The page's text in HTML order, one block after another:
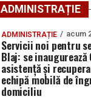
ADMINISTRAȚIE
ADMINISTRAȚIE acum
Servicii noi pentru
Blaj: se
asistență și
echipă mobilă de
domiciliu